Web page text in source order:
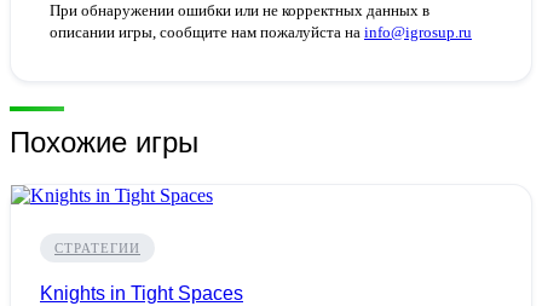
При обнаружении ошибки или не корректных данных в
описании игры, сообщите нам пожалуйста на info@igrosup.ru
Похожие игры
СТРАТЕГИИ
Knights in Tight Spaces